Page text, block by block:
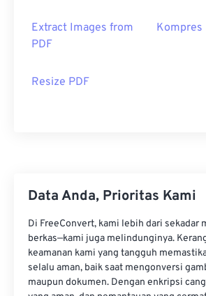
Extract Images from
PDF
Kompres
Resize PDF
Data Anda, Prioritas Kami
Di FreeConvert, kami lebih dari sekadar
berkas—kami juga melindunginya.
keamanan kami yang tangguh
selalu aman, baik saat mengonversi
maupun dokumen. Dengan enkripsi